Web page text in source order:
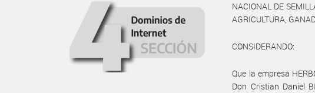
NACIONAL DE
AGRICULTURA,
CONSIDERANDO:
Que la empresa
Don Cristian Daniel